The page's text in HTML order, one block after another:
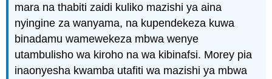
mara na thabiti zaidi kuliko mazishi ya aina
nyingine za wanyama, na kupendekeza kuwa
binadamu wamewekeza mbwa wenye
utambulisho wa kiroho na wa kibinafsi. Morey pia
inaonyesha kwamba utafiti wa mazishi ya mbwa